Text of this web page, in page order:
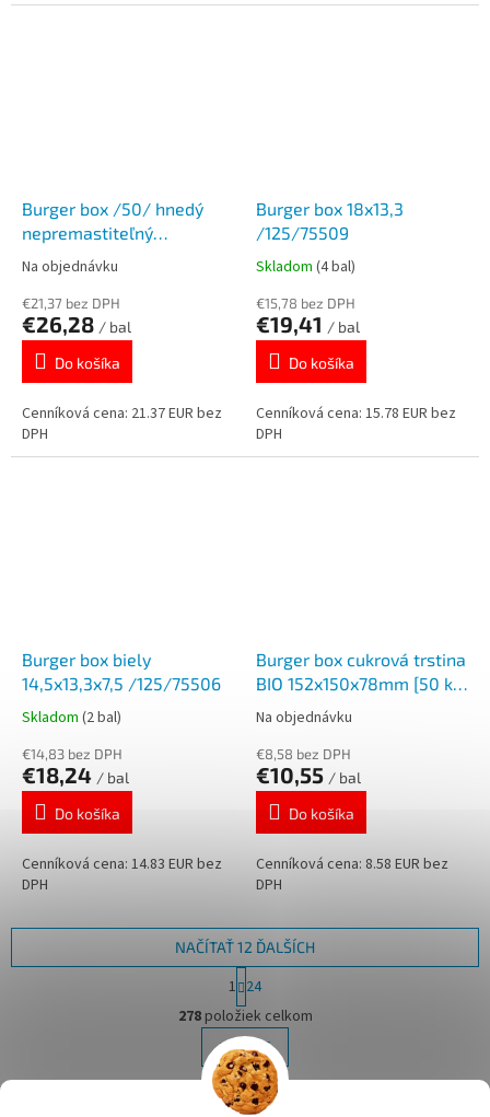
Burger box /50/ hnedý
nepremastiteľný
195x135x10mm 48508
Na objednávku
€21,37 bez DPH
€26,28 / bal
Do košíka
Cenníková cena: 21.37 EUR bez
DPH
Burger box 18x13,3
/125/75509
Skladom (4 bal)
€15,78 bez DPH
€19,41 / bal
Do košíka
Cenníková cena: 15.78 EUR bez
DPH
Burger box biely
14,5x13,3x7,5 /125/75506
Skladom (2 bal)
€14,83 bez DPH
€18,24 / bal
Do košíka
Cenníková cena: 14.83 EUR bez
DPH
Burger box cukrová trstina
BIO 152x150x78mm [50 ks]
45506
Na objednávku
€8,58 bez DPH
€10,55 / bal
Do košíka
Cenníková cena: 8.58 EUR bez
DPH
O
v
l
á
d
a
NAČÍTAŤ 12 ĎALŠÍCH
t
r
á
n
k
o
v
1 24
278položiek celkom
HORE